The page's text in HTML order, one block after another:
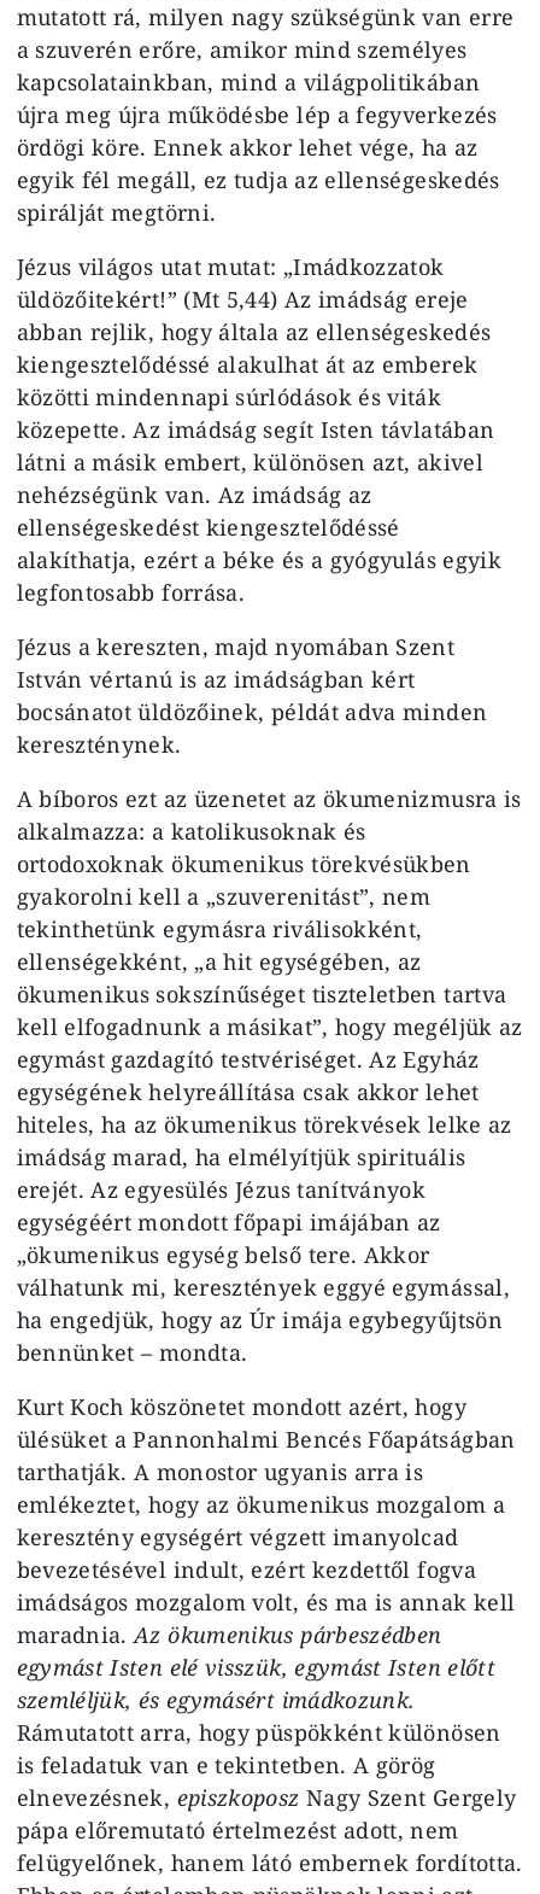
mutatott rá, milyen nagy szükségünk van erre
a szuverén erőre, amikor mind személyes
kapcsolatainkban, mind a világpolitikában
újra meg újra működésbe lép a fegyverkezés
ördögi köre. Ennek akkor lehet vége, ha az
egyik fél megáll, ez tudja az ellenségeskedés
spirálját megtörni.
Jézus világos utat mutat: „Imádkozzatok
üldözőitekért!” (Mt 5,44) Az imádság ereje
abban rejlik, hogy általa az ellenségeskedés
kiengesztelődéssé alakulhat át az emberek
közötti mindennapi súrlódások és viták
közepette. Az imádság segít Isten távlatában
látni a másik embert, különösen azt, akivel
nehézségünk van. Az imádság az
ellenségeskedést kiengesztelődéssé
alakíthatja, ezért a béke és a gyógyulás egyik
legfontosabb forrása.
Jézus a kereszten, majd nyomában Szent
István vértanú is az imádságban kért
bocsánatot üldözőinek, példát adva minden
kereszténynek.
A bíboros ezt az üzenetet az ökumenizmusra is
alkalmazza: a katolikusoknak és
ortodoxoknak ökumenikus törekvésükben
gyakorolni kell a „szuverenitást”, nem
tekinthetünk egymásra riválisokként,
ellenségekként, „a hit egységében, az
ökumenikus sokszínűséget tiszteletben tartva
kell elfogadnunk a másikat”, hogy megéljük az
egymást gazdagító testvériséget. Az Egyház
egységének helyreállítása csak akkor lehet
hiteles, ha az ökumenikus törekvések lelke az
imádság marad, ha elmélyítjük spirituális
erejét. Az egyesülés Jézus tanítványok
egységéért mondott főpapi imájában az
„ökumenikus egység belső tere. Akkor
válhatunk mi, keresztények eggyé egymással,
ha engedjük, hogy az Úr imája egybegyűjtsön
bennünket – mondta.
Kurt Koch köszönetet mondott azért, hogy
ülésüket a Pannonhalmi Bencés Főapátságban
tarthatják. A monostor ugyanis arra is
emlékeztet, hogy az ökumenikus mozgalom a
keresztény egységért végzett imanyolcad
bevezetésével indult, ezért kezdettől fogva
imádságos mozgalom volt, és ma is annak kell
maradnia.Az ökumenikus párbeszédben
egymást Isten elé visszük, egymást Isten előtt
szemléljük, és egymásért imádkozunk.
Rámutatott arra, hogy püspökként különösen
is feladatuk van e tekintetben. A görög
elnevezésnek, episzkoposz Nagy Szent Gergely
pápa előremutató értelmezést adott, nem
felügyelőnek, hanem látó embernek fordította.